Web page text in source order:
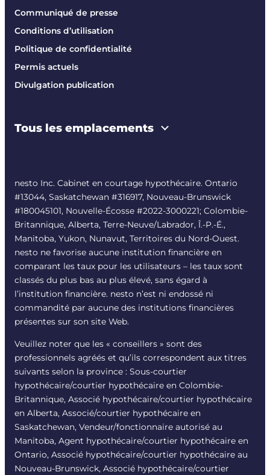
Communiqué de presse
Conditions d’utilisation
Politique de confidentialité
Permis actuels
Divulgation publication
Tous les emplacements
nesto Inc. Cabinet en courtage hypothécaire. Ontario
#13044, Saskatchewan #316917, Nouveau-Brunswick
#180045101, Nouvelle-Écosse #2022-3000221; Colombie-
Britannique, Alberta, Terre-Neuve/Labrador, Î.-P.-É.,
Manitoba, Yukon, Nunavut, Territoires du Nord-Ouest.
nesto ne favorise aucune institution financière en
comparant les taux pour les utilisateurs – les taux sont
classés du plus bas au plus élevé, sans égard à
l’institution financière. nesto n’est ni endossé ni
commandité par aucune des institutions financières
présentes sur son site Web.
Veuillez noter que les « conseillers » sont des
professionnels agréés et qu’ils correspondent aux titres
suivants selon la province : Sous-courtier
hypothécaire/courtier hypothécaire en Colombie-
Britannique, Associé hypothécaire/courtier hypothécaire
en Alberta, Associé/courtier hypothécaire en
Saskatchewan, Vendeur/fonctionnaire autorisé au
Manitoba, Agent hypothécaire/courtier hypothécaire en
Ontario, Associé hypothécaire/courtier hypothécaire au
Nouveau-Brunswick, Associé hypothécaire/courtier